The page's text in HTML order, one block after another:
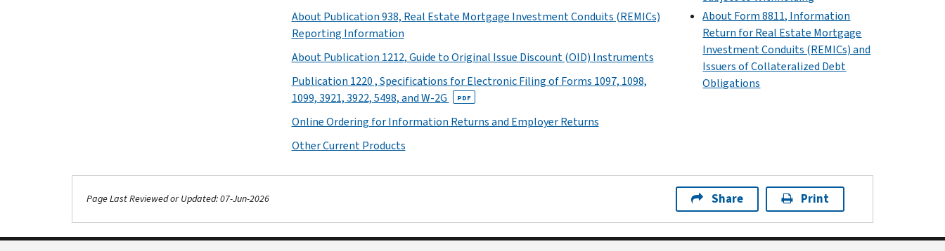
About Publication 938, Real Estate Mortgage Investment Conduits (REMICs)
Reporting Information
About Publication 1212, Guide to Original Issue Discount (OID) Instruments
Publication 1220 , Specifications for Electronic Filing of Forms 1097, 1098,
1099, 3921, 3922, 5498, and W-2G
PDF
Online Ordering for Information Returns and Employer Returns
Other Current Products
About Form 8811, Information
Return for Real Estate Mortgage
Investment Conduits (REMICs) and
Issuers of Collateralized Debt
Obligations
Page Last Reviewed or Updated: 07-Jun-2026 Share Print